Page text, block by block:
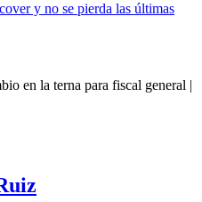
y no se pierda las últimas
en la terna para fiscal general |